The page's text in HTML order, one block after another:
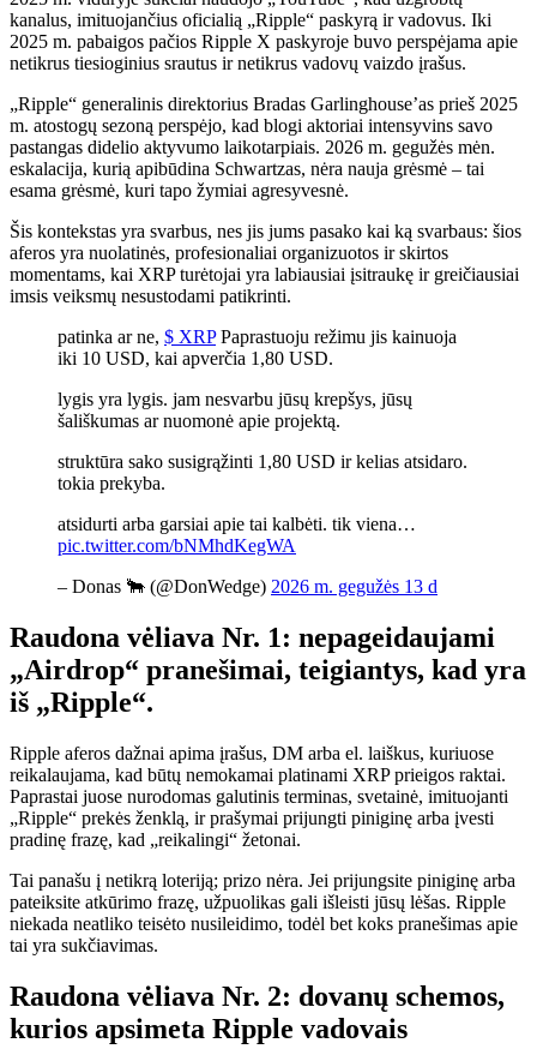
kanalus, imituojančius oficialią „Ripple“ paskyrą ir vadovus. Iki
2025 m. pabaigos pačios Ripple X paskyroje buvo perspėjama apie
netikrus tiesioginius srautus ir netikrus vadovų vaizdo įrašus.
„Ripple“ generalinis direktorius Bradas Garlinghouse’as prieš 2025
m. atostogų sezoną perspėjo, kad blogi aktoriai intensyvins savo
pastangas didelio aktyvumo laikotarpiais. 2026 m. gegužės mėn.
eskalacija, kurią apibūdina Schwartzas, nėra nauja grėsmė – tai
esama grėsmė, kuri tapo žymiai agresyvesnė.
Šis kontekstas yra svarbus, nes jis jums pasako kai ką svarbaus: šios
aferos yra nuolatinės, profesionaliai organizuotos ir skirtos
momentams, kai XRP turėtojai yra labiausiai įsitraukę ir greičiausiai
imsis veiksmų nesustodami patikrinti.
patinka ar ne, $ XRPPaprastuoju režimu jis kainuoja
iki 10 USD, kai apverčia 1,80 USD.
lygis yra lygis. jam nesvarbu jūsų krepšys, jūsų
šališkumas ar nuomonė apie projektą.
struktūra sako susigrąžinti 1,80 USD ir kelias atsidaro.
tokia prekyba.
atsidurti arba garsiai apie tai kalbėti. tik viena…
pic.twitter.com/bNMhdKegWA
– Donas 🐂 (@DonWedge) 2026 m. gegužės 13 d
Raudona vėliava Nr. 1: nepageidaujami
„Airdrop“ pranešimai, teigiantys, kad yra
iš „Ripple“.
Ripple aferos dažnai apima įrašus, DM arba el. laiškus, kuriuose
reikalaujama, kad būtų nemokamai platinami XRP prieigos raktai.
Paprastai juose nurodomas galutinis terminas, svetainė, imituojanti
„Ripple“ prekės ženklą, ir prašymai prijungti piniginę arba įvesti
pradinę frazę, kad „reikalingi“ žetonai.
Tai panašu į netikrą loteriją; prizo nėra. Jei prijungsite piniginę arba
pateiksite atkūrimo frazę, užpuolikas gali išleisti jūsų lėšas. Ripple
niekada neatliko teisėto nusileidimo, todėl bet koks pranešimas apie
tai yra sukčiavimas.
Raudona vėliava Nr. 2: dovanų schemos,
kurios apsimeta Ripple vadovais